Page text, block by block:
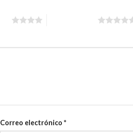
Correo electrónico *